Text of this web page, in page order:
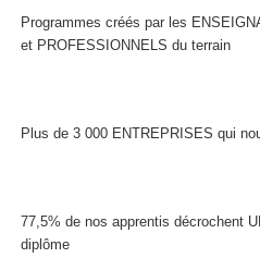
Programmes créés par les
et PROFESSIONNELS du terrain
Plus de 3 000 ENTREPRISES qui
77,5% de nos apprentis décrochent
diplôme